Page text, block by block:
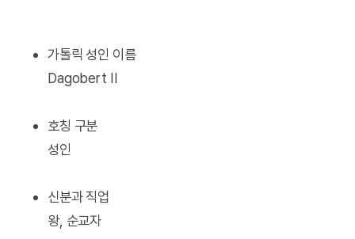
가톨릭 성인 이름
Dagobert II
호칭 구분
성인
신분과 직업
왕, 순교자